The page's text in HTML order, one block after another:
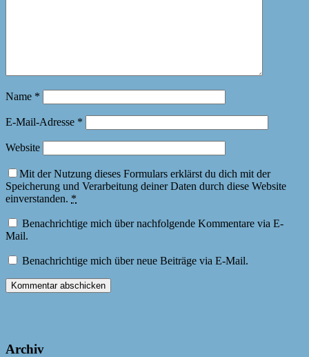
Name *
E-Mail-Adresse *
Website
Mit der Nutzung dieses Formulars erklärst du dich mit der
Speicherung und Verarbeitung deiner Daten durch diese Website
einverstanden. *
Benachrichtige mich über nachfolgende Kommentare via E-
Mail.
Benachrichtige mich über neue Beiträge via E-Mail.
Archiv